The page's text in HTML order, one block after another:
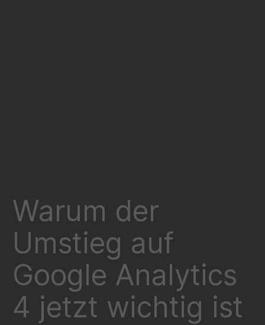
Warum der
Umstieg auf
Google Analytics
4 jetzt wichtig ist